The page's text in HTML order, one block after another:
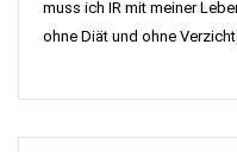
muss ich IR mit meiner
ohne Diät und ohne